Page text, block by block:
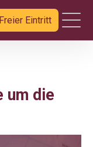
Freier Eintritt
um die